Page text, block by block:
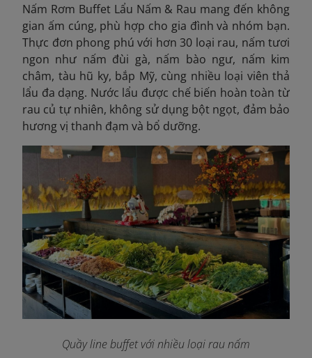
Nấm Rơm Buffet Lẩu Nấm & Rau mang đến không
gian ấm cúng, phù hợp cho gia đình và nhóm bạn.
Thực đơn phong phú với hơn 30 loại rau, nấm tươi
ngon như nấm đùi gà, nấm bào ngư, nấm kim
châm, tàu hũ ky, bắp Mỹ, cùng nhiều loại viên thả
lẩu đa dạng. Nước lẩu được chế biến hoàn toàn từ
rau củ tự nhiên, không sử dụng bột ngọt, đảm bảo
hương vị thanh đạm và bổ dưỡng.
Quầy line buffet với nhiều loại rau nấm